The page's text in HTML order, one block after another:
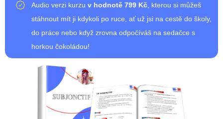
Audio verzi kurzu v hodnotě 799 Kč, kterou si můžeš
stáhnout mít ji kdykoli po ruce, ať už jsi na cestě do školy,
do práce nebo když zrovna odpočíváš na sedačce s
horkou čokoládou!